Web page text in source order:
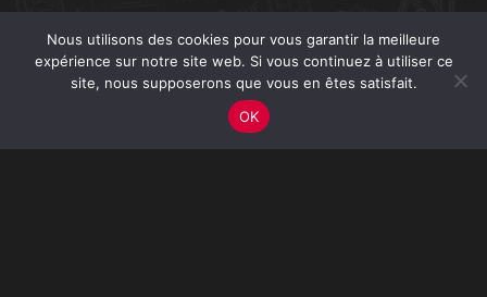
Nous utilisons des cookies pour vous garantir la meilleure
expérience sur notre site web. Si vous continuez à utiliser ce
site, nous supposerons que vous en êtes satisfait.
OK